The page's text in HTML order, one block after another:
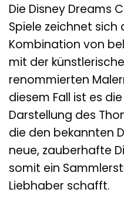
Die Disney Dreams
Spiele zeichnet
Kombination von
mit der
renommierten
diesem Fall ist es
Darstellung des
die den bekannten
neue, zauberhafte
somit ein
Liebhaber schafft.